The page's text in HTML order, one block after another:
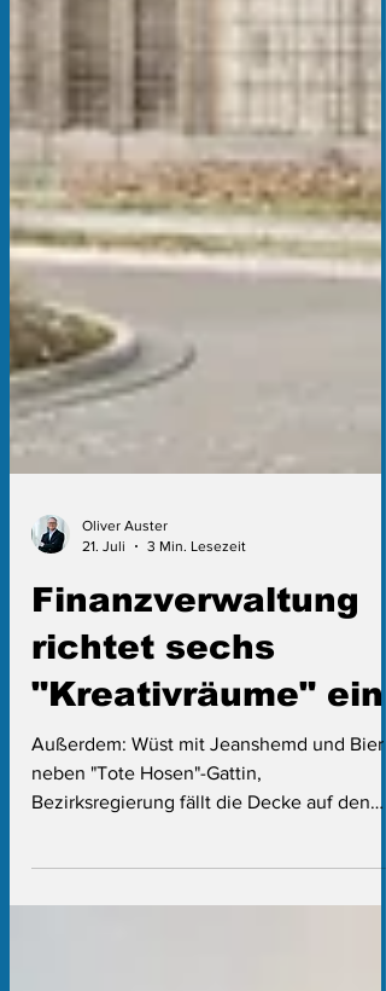
Finanzverwaltung
richtet sechs
Außerdem: Wüst mit Jeanshemd und Bier
neben "Tote Hosen"-Gattin,
Kopf und neuer FDP-Abgeordneter macht